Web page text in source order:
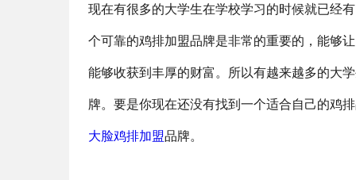
现在有很多的大学生在学校学习的时候就已经
个可靠的鸡排加盟品牌是非常的重要的，能够
能够收获到丰厚的财富。所以有越来越多的大
牌。要是你现在还没有找到一个适合自己的鸡
大脸鸡排加盟品牌。